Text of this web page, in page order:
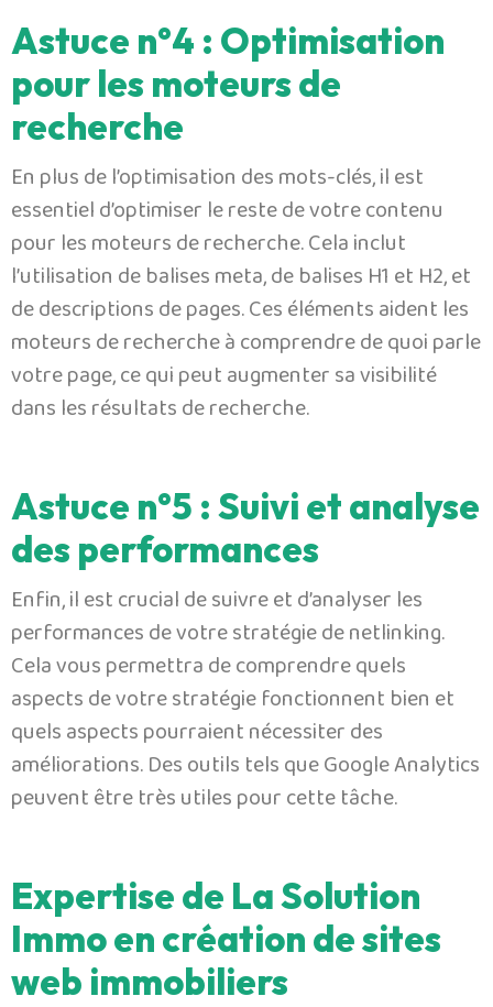
Astuce n°4 : Optimisation
pour les moteurs de
recherche
En plus de l’optimisation des mots-clés, il est
essentiel d’optimiser le reste de votre contenu
pour les moteurs de recherche. Cela inclut
l’utilisation de balises meta, de balises H1 et H2, et
de descriptions de pages. Ces éléments aident les
moteurs de recherche à comprendre de quoi parle
votre page, ce qui peut augmenter sa visibilité
dans les résultats de recherche.
Astuce n°5 : Suivi et analyse
des performances
Enfin, il est crucial de suivre et d’analyser les
performances de votre stratégie de netlinking.
Cela vous permettra de comprendre quels
aspects de votre stratégie fonctionnent bien et
quels aspects pourraient nécessiter des
améliorations. Des outils tels que Google Analytics
peuvent être très utiles pour cette tâche.
Expertise de La Solution
Immo en création de sites
web immobiliers